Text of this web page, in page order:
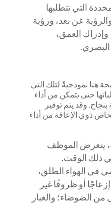
التي تتطلبها
عن بعد، ورؤية
وإدراك العمق،
البصري.
هنا نموذجيةً لتلك التي
حتى يتمكن من أداء
وقد يتم توفير
ذوي الإعاقة من أداء
يتعرض الموظف
ذلك الوقت.
في الهواء الطلق،
أو ظروفًا غير
الضوضاء؛ والغبار